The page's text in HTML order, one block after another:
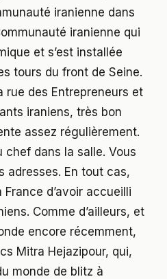
iranienne dans
iranienne qui
et s’est installée
tours du front de Seine.
rue des Entrepreneurs et
iraniens, très bon
assez régulièrement.
chef dans la salle. Vous
adresses. En tout cas,
d’avoir accueilli
Comme d’ailleurs, et
encore récemment,
Mitra Hejazipour, qui,
monde de blitz à